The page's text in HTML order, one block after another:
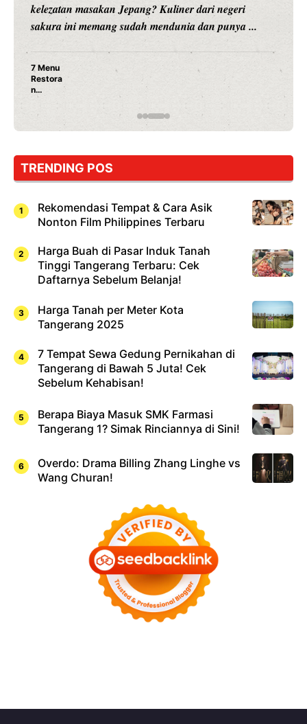
Kuliner dari negeri
dan punya ...
hiburan, Nunung Srimulat
merambah dunia kuliner
Nunung Srimulat &
Rahasia Mami Bikin
TRENDING POS
Rekomendasi Tempat & Cara Asik
Nonton Film Philippines Terbaru
Harga Buah di Pasar Induk Tanah
Tinggi Tangerang Terbaru: Cek
Daftarnya Sebelum Belanja!
Harga Tanah per Meter Kota
Tangerang 2025
7 Tempat Sewa Gedung Pernikahan di
Tangerang di Bawah 5 Juta! Cek
Sebelum Kehabisan!
Berapa Biaya Masuk SMK Farmasi
Tangerang 1? Simak Rinciannya di Sini!
Overdo: Drama Billing Zhang Linghe vs
Wang Churan!